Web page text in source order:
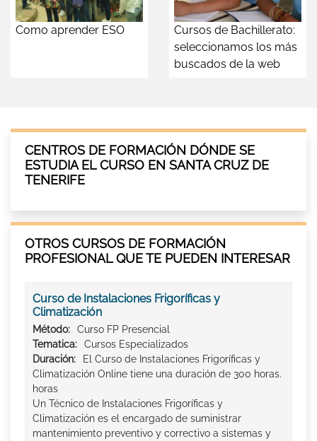
Como aprender ESO
Cursos de Bachillerato:
seleccionamos los más
buscados de la web
CENTROS DE FORMACIÓN DÓNDE SE
ESTUDIA EL CURSO EN SANTA CRUZ DE
TENERIFE
OTROS CURSOS DE FORMACIÓN
PROFESIONAL QUE TE PUEDEN INTERESAR
Curso de Instalaciones Frigoríficas y
Climatización
Método:
Curso FP Presencial
Tematica:
Cursos Especializados
Duración:
El Curso de Instalaciones Frigoríficas y
Climatización Online tiene una duración de 300 horas.
horas
Un Técnico de Instalaciones Frigoríficas y
Climatización es el encargado de suministrar
mantenimiento preventivo y correctivo a sistemas y